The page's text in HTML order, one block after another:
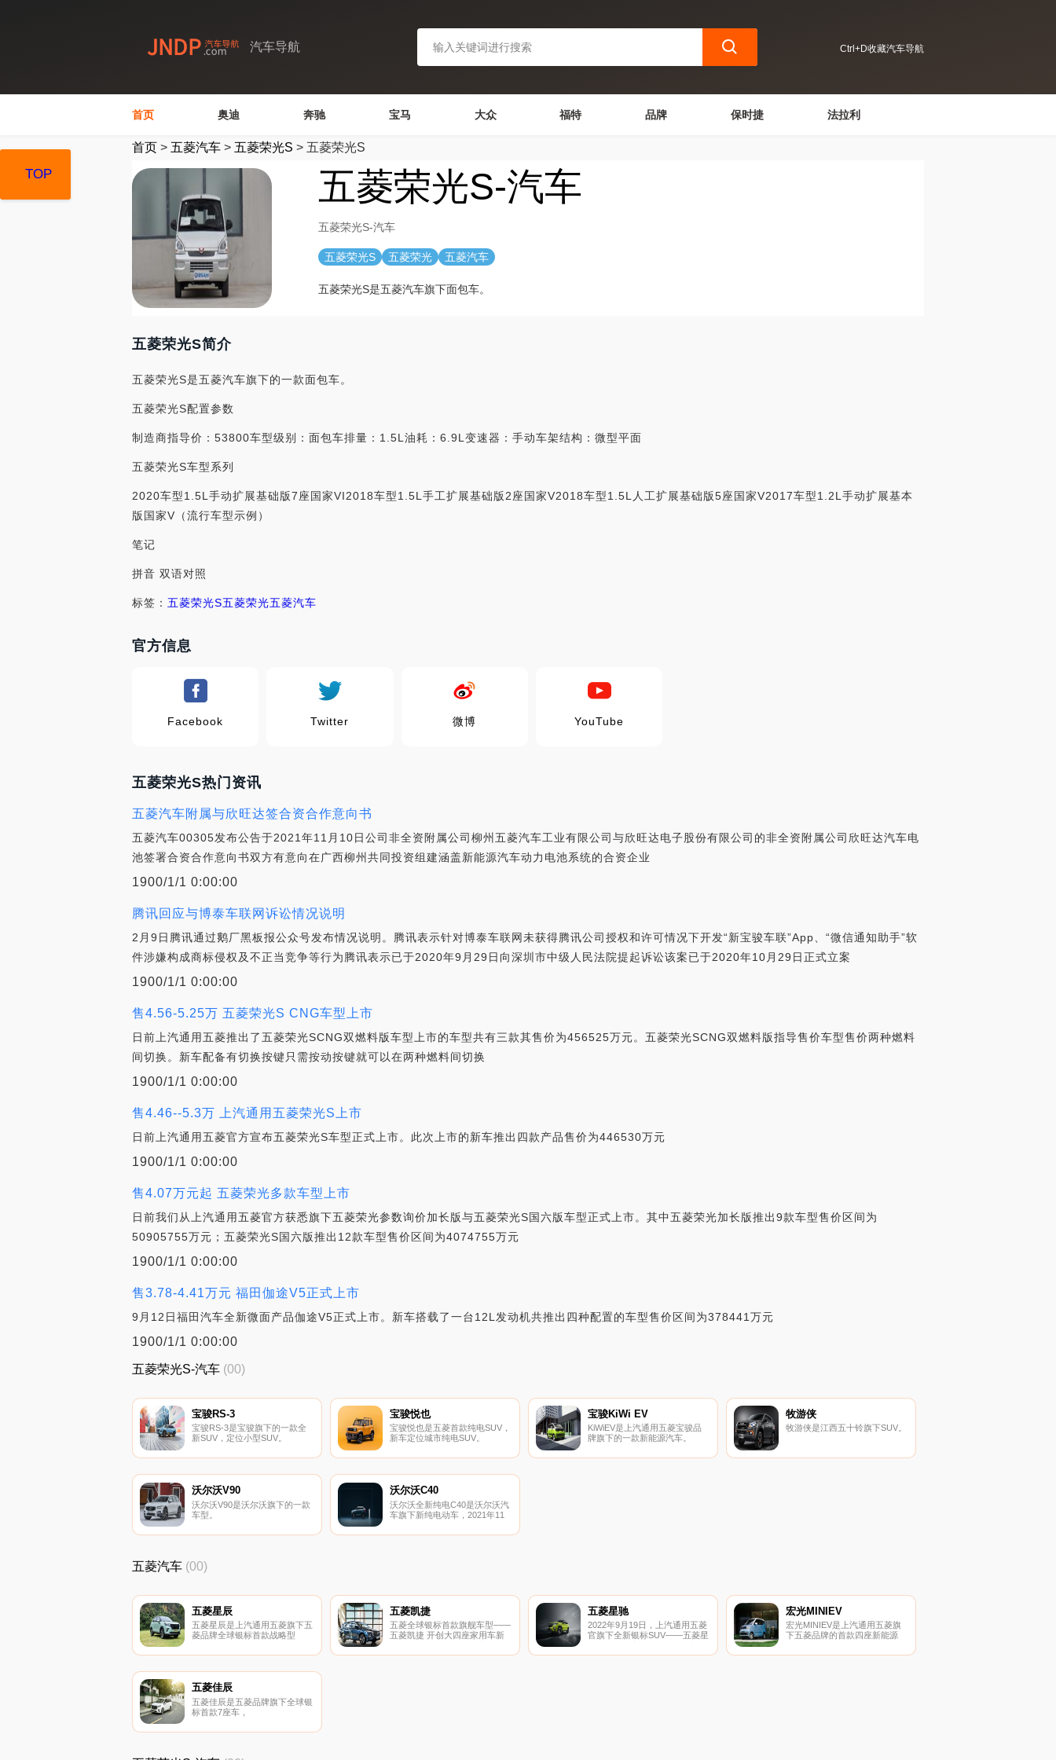
汽车导航 Ctrl+D收藏汽车导航
首页 奥迪 奔驰 宝马 大众 福特 品牌 保时捷 法拉利
首页 > 五菱汽车 > 五菱荣光S > 五菱荣光S
五菱荣光S-汽车
五菱荣光S-汽车
五菱荣光S 五菱荣光 五菱汽车
五菱荣光S是五菱汽车旗下面包车。
五菱荣光S简介
五菱荣光S是五菱汽车旗下的一款面包车。
五菱荣光S配置参数
制造商指导价：53800车型级别：面包车排量：1.5L油耗：6.9L变速器：手动车架结构：微型平面
五菱荣光S车型系列
2020车型1.5L手动扩展基础版7座国家VI2018车型1.5L手工扩展基础版2座国家V2018车型1.5L人工扩展基础版5座国家V2017车型1.2L手动扩展基本
版国家V（流行车型示例）
笔记
拼音 双语对照
标签： 五菱荣光S五菱荣光五菱汽车
官方信息
Facebook Twitter 微博 YouTube
五菱荣光S热门资讯
五菱汽车附属与欣旺达签合资合作意向书
五菱汽车00305发布公告于2021年11月10日公司非全资附属公司柳州五菱汽车工业有限公司与欣旺达电子股份有限公司的非全资附属公司欣旺达汽车电
池签署合资合作意向书双方有意向在广西柳州共同投资组建涵盖新能源汽车动力电池系统的合资企业
1900/1/1 0:00:00
腾讯回应与博泰车联网诉讼情况说明
2月9日腾讯通过鹅厂黑板报公众号发布情况说明。腾讯表示针对博泰车联网未获得腾讯公司授权和许可情况下开发“新宝骏车联”App、“微信通知助手”软
件涉嫌构成商标侵权及不正当竞争等行为腾讯表示已于2020年9月29日向深圳市中级人民法院提起诉讼该案已于2020年10月29日正式立案
1900/1/1 0:00:00
售4.56-5.25万 五菱荣光S CNG车型上市
日前上汽通用五菱推出了五菱荣光SCNG双燃料版车型上市的车型共有三款其售价为456525万元。五菱荣光SCNG双燃料版指导售价车型售价两种燃料
间切换。新车配备有切换按键只需按动按键就可以在两种燃料间切换
1900/1/1 0:00:00
售4.46--5.3万 上汽通用五菱荣光S上市
日前上汽通用五菱官方宣布五菱荣光S车型正式上市。此次上市的新车推出四款产品售价为446530万元
1900/1/1 0:00:00
售4.07万元起 五菱荣光多款车型上市
日前我们从上汽通用五菱官方获悉旗下五菱荣光参数询价加长版与五菱荣光S国六版车型正式上市。其中五菱荣光加长版推出9款车型售价区间为
50905755万元；五菱荣光S国六版推出12款车型售价区间为4074755万元
1900/1/1 0:00:00
售3.78-4.41万元 福田伽途V5正式上市
9月12日福田汽车全新微面产品伽途V5正式上市。新车搭载了一台12L发动机共推出四种配置的车型售价区间为378441万元
1900/1/1 0:00:00
TOP
五菱荣光S-汽车 (00)
宝骏RS-3
宝骏RS-3是宝骏旗下的一款全
新SUV，定位小型SUV。
宝骏悦也
宝骏悦也是五菱首款纯电SUV，
新车定位城市纯电SUV。
宝骏KiWi EV
KiWiEV是上汽通用五菱宝骏品
牌旗下的一款新能源汽车。
牧游侠
牧游侠是江西五十铃旗下SUV。
沃尔沃V90
沃尔沃V90是沃尔沃旗下的一款
车型。
沃尔沃C40
沃尔沃全新纯电C40是沃尔沃汽
车旗下新纯电动车，2021年11
TOP
五菱汽车 (00)
五菱星辰
五菱星辰是上汽通用五菱旗下五
菱品牌全球银标首款战略型
五菱凯捷
五菱全球银标首款旗舰车型——
五菱凯捷 开创大四座家用车新
的用车体验。
五菱星驰
2022年9月19日，上汽通用五菱
官旗下全新银标SUV——五菱星
市。
宏光MINIEV
宏光MINIEV是上汽通用五菱旗
下五菱品牌的首款四座新能源
五菱佳辰
五菱佳辰是五菱品牌旗下全球银
标首款7座车，
TOP